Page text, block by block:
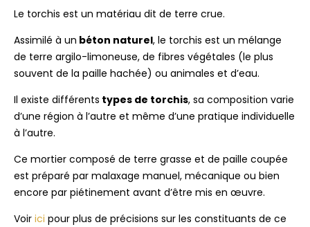
Le torchis est un matériau dit de terre crue.
Assimilé à un béton naturel, le torchis est un mélange
de terre argilo-limoneuse, de fibres végétales (le plus
souvent de la paille hachée) ou animales et d’eau.
Il existe différents types de torchis, sa composition varie
d’une région à l’autre et même d’une pratique individuelle
à l’autre.
Ce mortier composé de terre grasse et de paille coupée
est préparé par malaxage manuel, mécanique ou bien
encore par piétinement avant d’être mis en œuvre.
Voir ici pour plus de précisions sur les constituants de ce